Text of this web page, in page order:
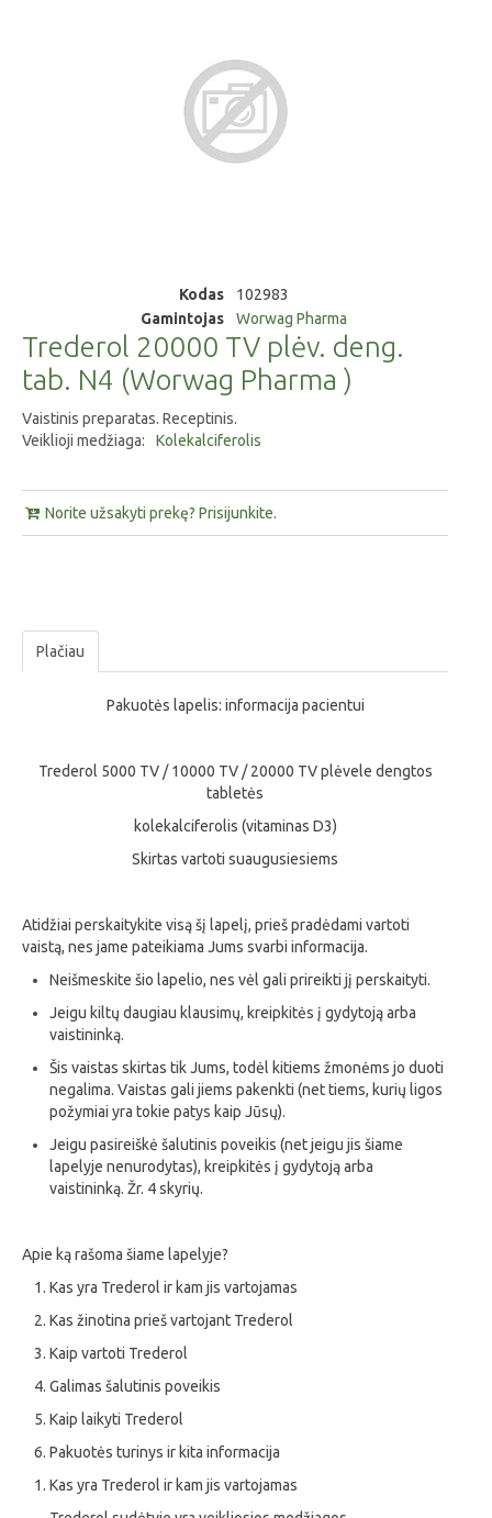
Kodas
102983
Gamintojas
Worwag Pharma
Trederol 20000 TV plėv. deng.
tab. N4 (Worwag Pharma )
Vaistinis preparatas. Receptinis.
Veiklioji medžiaga:
Kolekalciferolis
Norite užsakyti prekę? Prisijunkite.
Plačiau
Pakuotės lapelis: informacija pacientui
Trederol 5000 TV / 10000 TV / 20000 TV plėvele dengtos
tabletės
kolekalciferolis (vitaminas D3)
Skirtas vartoti suaugusiesiems
Atidžiai perskaitykite visą šį lapelį, prieš pradėdami vartoti
vaistą, nes jame pateikiama Jums svarbi informacija.
Neišmeskite šio lapelio, nes vėl gali prireikti jį perskaityti.
Jeigu kiltų daugiau klausimų, kreipkitės į gydytoją arba
vaistininką.
Šis vaistas skirtas tik Jums, todėl kitiems žmonėms jo duoti
negalima. Vaistas gali jiems pakenkti (net tiems, kurių ligos
požymiai yra tokie patys kaip Jūsų).
Jeigu pasireiškė šalutinis poveikis (net jeigu jis šiame
lapelyje nenurodytas), kreipkitės į gydytoją arba
vaistininką. Žr. 4 skyrių.
Apie ką rašoma šiame lapelyje?
Kas yra Trederol ir kam jis vartojamas
Kas žinotina prieš vartojant Trederol
Kaip vartoti Trederol
Galimas šalutinis poveikis
Kaip laikyti Trederol
Pakuotės turinys ir kita informacija
Kas yra Trederol ir kam jis vartojamas